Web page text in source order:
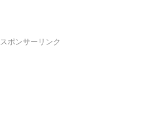
スポンサーリンク